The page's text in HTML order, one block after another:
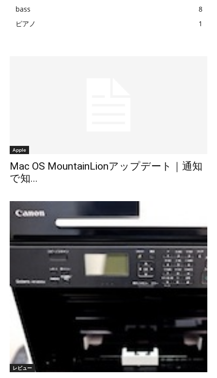
bass
8
ピアノ
1
Apple
Mac OS MountainLionアップデート｜通知
で知...
レビュー